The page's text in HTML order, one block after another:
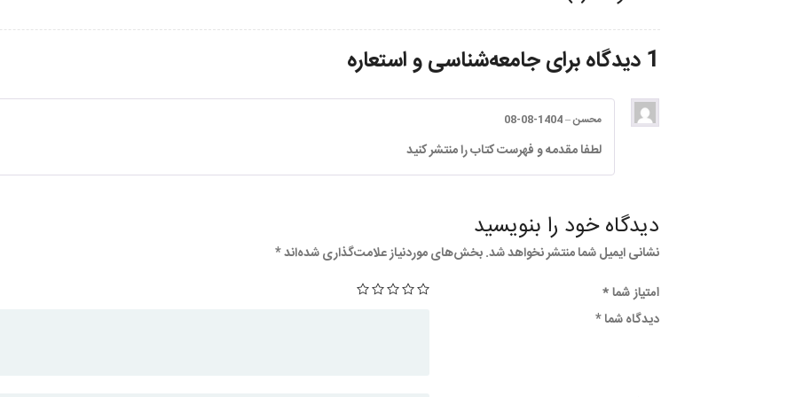
1 دیدگاه برای
جامعه‌شناسی و استعاره
محسن–
1404-08-08
لطفا مقدمه و فهرست کتاب را منتشر کنید
دیدگاه خود را بنویسید
نشانی ایمیل شما منتشر نخواهد شد.بخش‌های موردنیاز علامت‌گذاری شده‌اند*
امتیاز شما*
دیدگاه شما*